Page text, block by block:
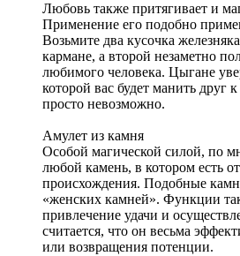
Любовь также притягивает и
Применение его подобно
Возьмите два кусочка
кармане, а второй незаметно
любимого человека. Цыгане
которой вас будет манить друг
просто невозможно.
Амулет из камня
Особой магической силой, по
любой камень, в котором есть
происхождения. Подобные
«женских камней». Функции
привлечение удачи и
считается, что он весьма
или возвращения потенции.